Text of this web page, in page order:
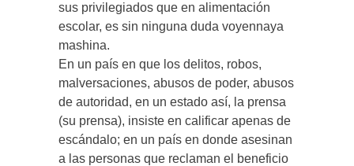
sus privilegiados que en alimentación
escolar, es sin ninguna duda voyennaya
mashina.
En un país en que los delitos, robos,
malversaciones, abusos de poder, abusos
de autoridad, en un estado así, la prensa
(su prensa), insiste en calificar apenas de
escándalo; en un país en donde asesinan
a las personas que reclaman el beneficio